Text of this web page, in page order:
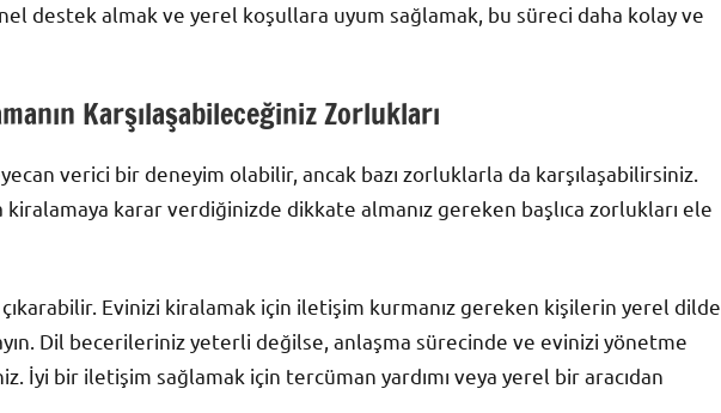
destek almak ve yerel koşullara uyum sağlamak, bu süreci daha kolay ve
Karşılaşabileceğiniz Zorlukları
verici bir deneyim olabilir, ancak bazı zorluklarla da karşılaşabilirsiniz.
kiralamaya karar verdiğinizde dikkate almanız gereken başlıca zorlukları ele
Evinizi kiralamak için iletişim kurmanız gereken kişilerin yerel dilde
Dil becerileriniz yeterli değilse, anlaşma sürecinde ve evinizi yönetme
İyi bir iletişim sağlamak için tercüman yardımı veya yerel bir aracıdan